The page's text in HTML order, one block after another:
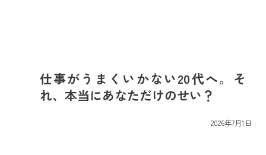
仕事がうまくいかない20代へ。そ
れ、本当にあなただけのせい？
最
2026年7月1日